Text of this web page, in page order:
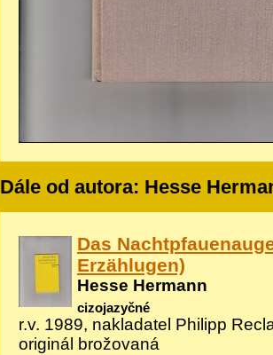
Dále od autora: Hesse
Das
Erzählugen)
Hesse Hermann
cizojazyčné
r.v. 1989, nakladatel Philipp
originál brožovaná